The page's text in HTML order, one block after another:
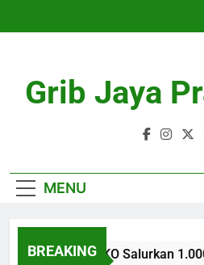
Grib Jaya
MENU
BREAKINGAZKO Salurkan